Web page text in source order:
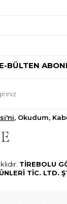
E-BÜLTEN
, Okudum,
TİREBOLU
TİC. LTD.